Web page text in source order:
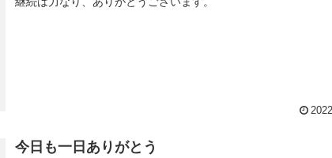
今日も一日ありがとう